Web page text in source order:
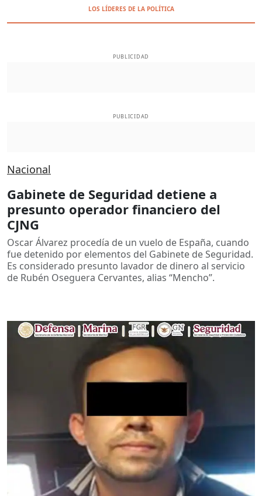
LOS LÍDERES DE LA POLÍTICA
PUBLICIDAD
PUBLICIDAD
Nacional
Gabinete de Seguridad detiene a
presunto operador financiero del
CJNG
Oscar Álvarez procedía de un vuelo de España, cuando
fue detenido por elementos del Gabinete de Seguridad.
Es considerado presunto lavador de dinero al servicio
de Rubén Oseguera Cervantes, alias “Mencho”.